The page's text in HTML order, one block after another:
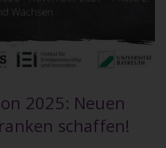
2025: Neuen
schaffen!